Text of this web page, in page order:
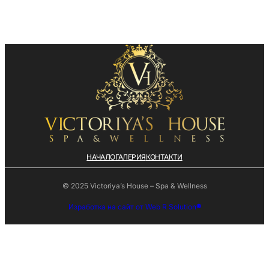
НАЧАЛОГАЛЕРИЯКОНТАКТИ
© 2025 Victoriya’s House – Spa & Wellness
Изработка на сайт от Web R Solution®